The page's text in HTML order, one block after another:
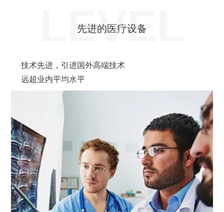
LEVEL
先进的医疗设备
技术先进，引进国外高端技术
远超业内平均水平